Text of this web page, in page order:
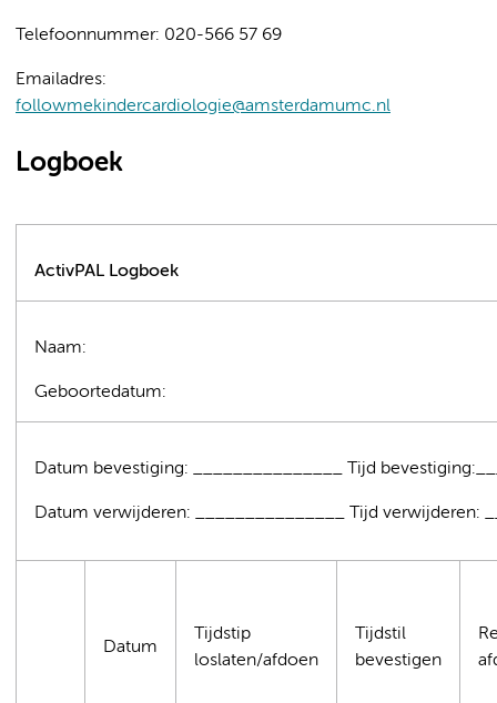
Telefoonnummer: 020-566 57 69
Emailadres:
followmekindercardiologie@amsterdamumc.nl
Logboek
ActivPAL Logboek
Naam:
Geboortedatum:
Datum bevestiging: _______________ Tijd
Datum verwijderen: _______________ Tijd verwijderen:
Datum
Tijdstip
loslaten/afdoen
Tijdstil
bevestigen